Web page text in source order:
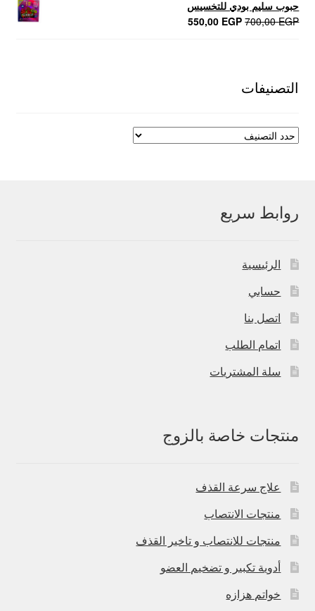
600,00 EGP.
520,00 EGP.
حبوب سليم بودي للتخسيس
700,00EGP
السعر550,00 EGP
السعر
التصنيفات
روابط سريع
الرئيسية
حسابي
اتصل بنا
اتمام الطلب
سلة المشتريات
منتجات خاصة بالزوج
علاج سرعة القذف
منتجات الانتصاب
منتجات للانتصاب و تاخير القذف
أدوية تكبير و تضخيم العضو
خواتم هزازه